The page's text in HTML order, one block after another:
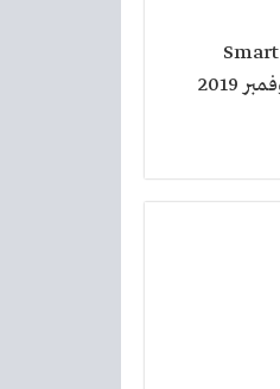
عروض سمارت هومز Smart
Homes الجمعة 1 نوفمبر 2019